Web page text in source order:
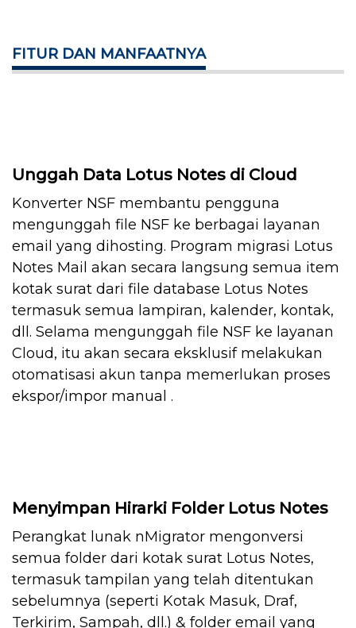
FITUR DAN MANFAATNYA
Unggah Data Lotus Notes di Cloud
Konverter NSF membantu pengguna
mengunggah file NSF ke berbagai layanan
email yang dihosting. Program migrasi Lotus
Notes Mail akan secara langsung semua item
kotak surat dari file database Lotus Notes
termasuk semua lampiran, kalender, kontak,
dll. Selama mengunggah file NSF ke layanan
Cloud, itu akan secara eksklusif melakukan
otomatisasi akun tanpa memerlukan proses
ekspor/impor manual .
Menyimpan Hirarki Folder Lotus Notes
Perangkat lunak nMigrator mengonversi
semua folder dari kotak surat Lotus Notes,
termasuk tampilan yang telah ditentukan
sebelumnya (seperti Kotak Masuk, Draf,
Terkirim, Sampah, dll.) & folder email yang